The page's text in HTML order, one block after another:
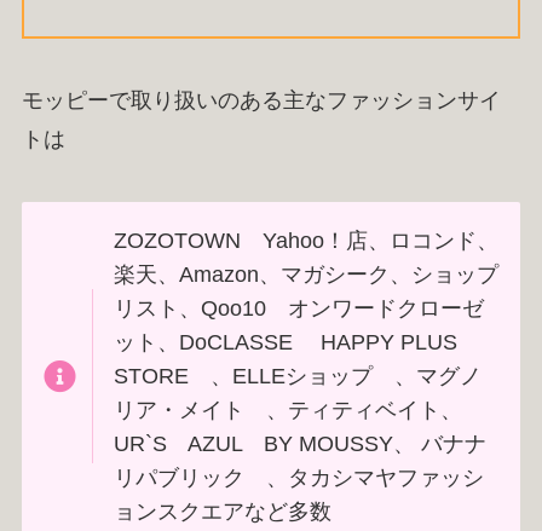
モッピーで取り扱いのある主なファッションサイ
トは
ZOZOTOWN Yahoo！店、ロコンド、
楽天、Amazon、マガシーク、ショップ
リスト、Qoo10 オンワードクローゼ
ット、DoCLASSE HAPPY PLUS
STORE 、ELLEショップ 、マグノ
リア・メイト 、ティティベイト、
UR`S AZUL BY MOUSSY、 バナナ
リパブリック 、タカシマヤファッシ
ョンスクエアなど多数